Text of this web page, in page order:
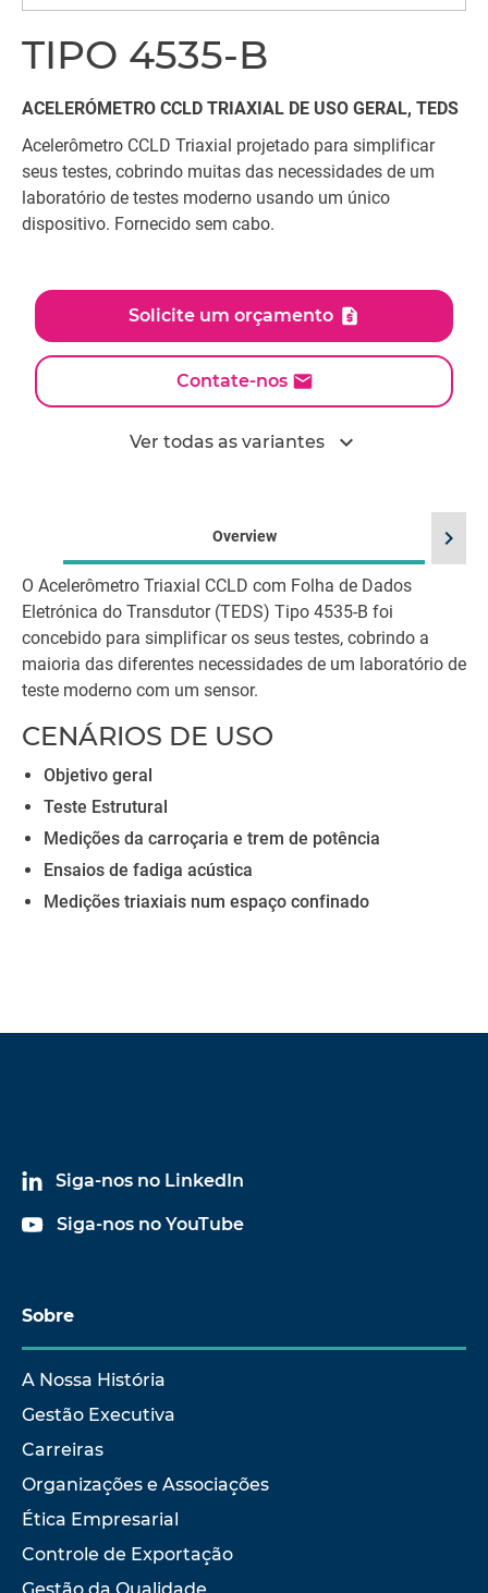
TIPO 4535-B
ACELERÓMETRO CCLD TRIAXIAL DE USO GERAL, TEDS
Acelerômetro CCLD Triaxial projetado para simplificar
seus testes, cobrindo muitas das necessidades de um
laboratório de testes moderno usando um único
dispositivo. Fornecido sem cabo.
Solicite um orçamento
Contate-nos
Ver todas as variantes expand_more
Overview
O Acelerômetro Triaxial CCLD com Folha de Dados
Eletrónica do Transdutor (TEDS) Tipo 4535-B foi
concebido para simplificar os seus testes, cobrindo a
maioria das diferentes necessidades de um laboratório de
teste moderno com um sensor.
CENÁRIOS DE USO
Objetivo geral
Teste Estrutural
Medições da carroçaria e trem de potência
Ensaios de fadiga acústica
Medições triaxiais num espaço confinado
chevron_right
Siga-nos no LinkedIn
Siga-nos no YouTube
Sobre
A Nossa História
Gestão Executiva
Carreiras
Organizações e Associações
Ética Empresarial
Controle de Exportação